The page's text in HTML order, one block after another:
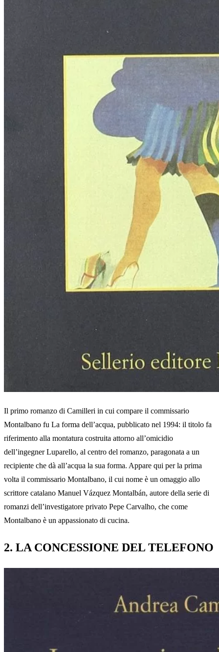
Il primo romanzo di Camilleri in cui compare il commissario
Montalbano fu La forma dell’acqua, pubblicato nel 1994: il titolo fa
riferimento alla montatura costruita attorno all’omicidio
dell’ingegner Luparello, al centro del romanzo, paragonata a un
recipiente che dà all’acqua la sua forma. Appare qui per la prima
volta il commissario Montalbano, il cui nome è un omaggio allo
scrittore catalano Manuel Vázquez Montalbán, autore della serie di
romanzi dell’investigatore privato Pepe Carvalho, che come
Montalbano è un appassionato di cucina.
2. LA CONCESSIONE DEL TELEFONO